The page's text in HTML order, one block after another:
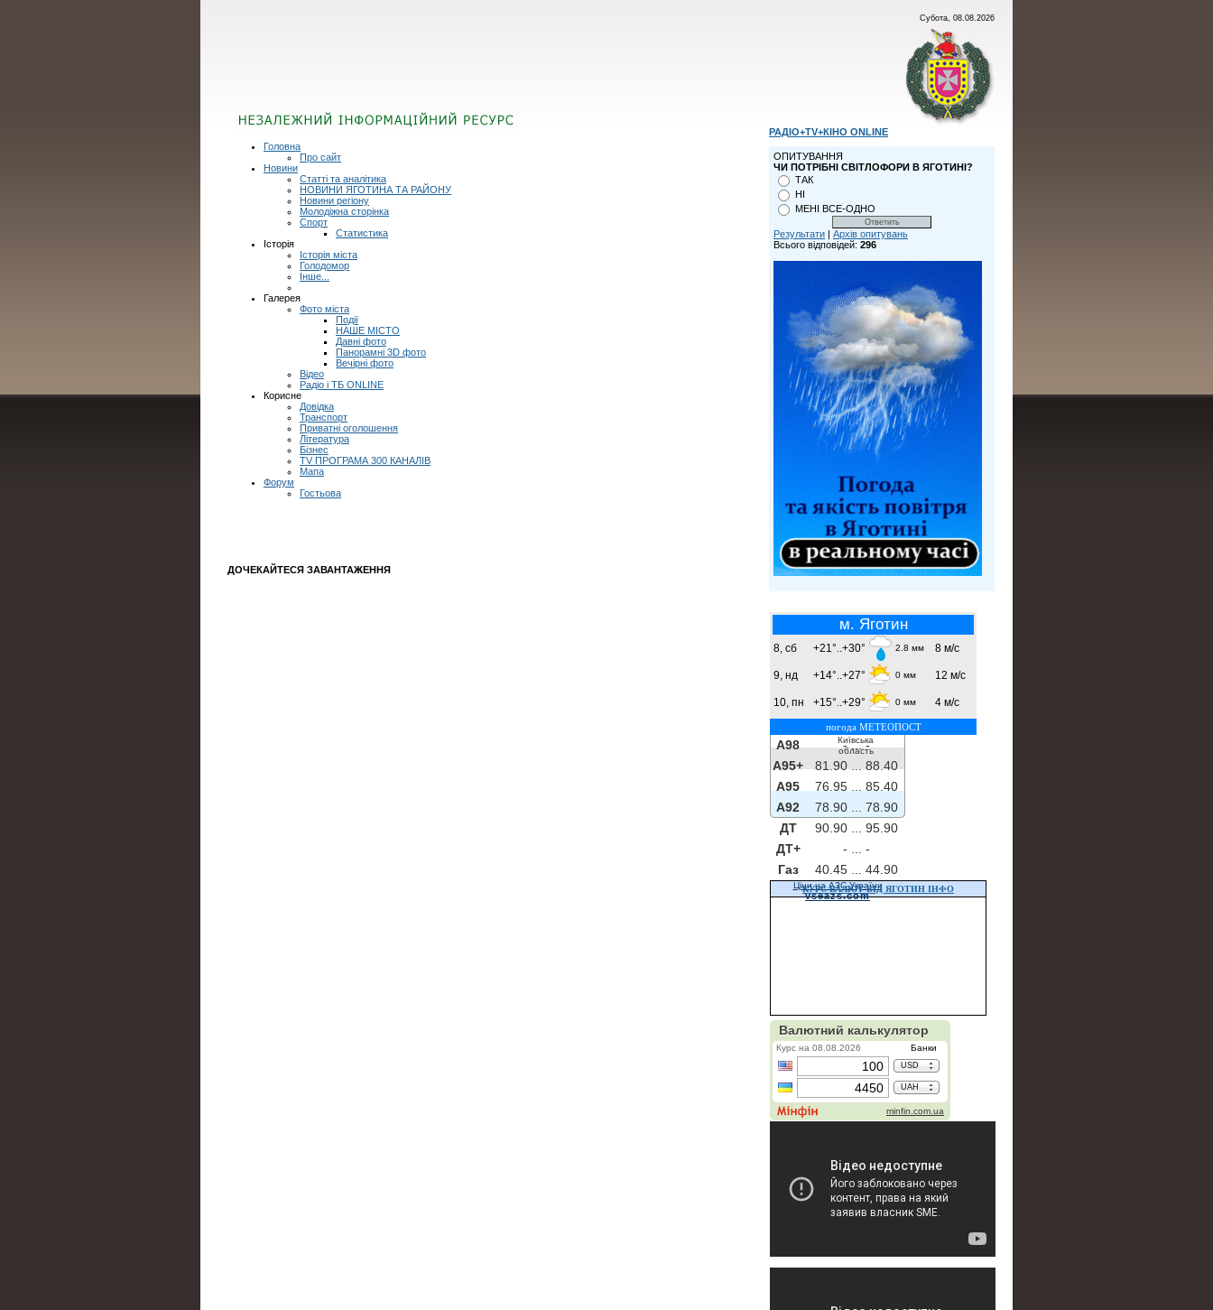
Субота, 08.08.2026
Головна
Про сайт
Новини
Статті та аналітика
НОВИНИ ЯГОТИНА ТА РАЙОНУ
Новини регіону
Молодіжна сторінка
Спорт
Статистика
Історія
Історія міста
Голодомор
Інше...
Галерея
Фото міста
Події
НАШЕ МІСТО
Давні фото
Панорамні 3D фото
Вечірні фото
Відео
Радіо і ТБ ONLINE
Корисне
Довідка
Транспорт
Приватні оголошення
Література
Бізнес
TV ПРОГРАМА 300 КАНАЛІВ
Мапа
Форум
Гостьова
ДОЧЕКАЙТЕСЯ ЗАВАНТАЖЕННЯ
РАДІО+TV+КІНО ONLINE
ОПИТУВАННЯ
ЧИ ПОТРІБНІ СВІТЛОФОРИ В ЯГОТИНІ?
ТАК
НІ
МЕНІ ВСЕ-ОДНО
Результати | Архів опитувань
Всього відповідей: 296
м. Яготин
8, сб +21°..+30° 2.8 мм 8 м/с
9, нд +14°..+27° 0 мм 12 м/с
10, пн +15°..+29° 0 мм 4 м/с
погода МЕТЕОПОСТ
Київська
область
A98 - ...-
A95+
81.90 ...
88.40
A95
76.95 ...
85.40
A92
78.90 ...
78.90
ДТ
90.90 ...
95.90
ДТ+
- ...
-
Газ
40.45 ... 44.90
Ціни на АЗС України
vseazs.com
КУРС ВАЛЮТ ВІД ЯГОТИН ІНФО